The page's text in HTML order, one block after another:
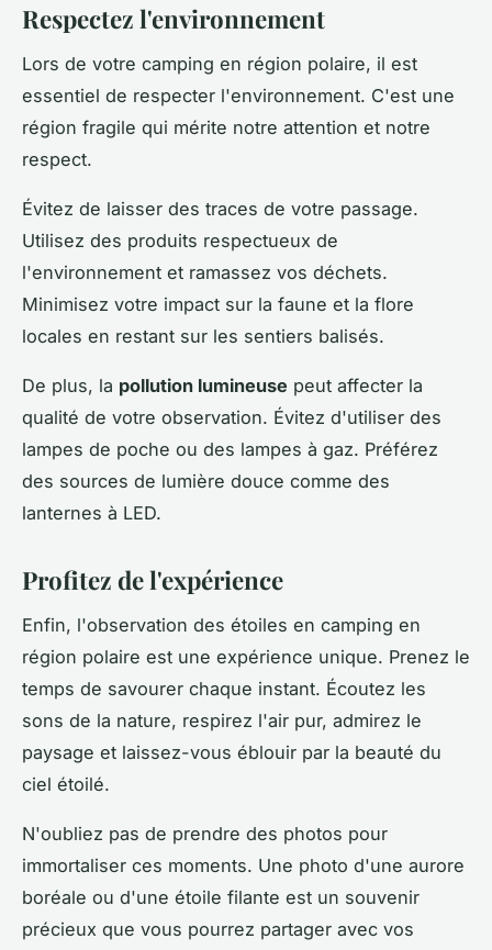
Respectez l'environnement
Lors de votre camping en région polaire, il est
essentiel de respecter l'environnement. C'est une
région fragile qui mérite notre attention et notre
respect.
Évitez de laisser des traces de votre passage.
Utilisez des produits respectueux de
l'environnement et ramassez vos déchets.
Minimisez votre impact sur la faune et la flore
locales en restant sur les sentiers balisés.
De plus, la pollution lumineuse peut affecter la
qualité de votre observation. Évitez d'utiliser des
lampes de poche ou des lampes à gaz. Préférez
des sources de lumière douce comme des
lanternes à LED.
Profitez de l'expérience
Enfin, l'observation des étoiles en camping en
région polaire est une expérience unique. Prenez le
temps de savourer chaque instant. Écoutez les
sons de la nature, respirez l'air pur, admirez le
paysage et laissez-vous éblouir par la beauté du
ciel étoilé.
N'oubliez pas de prendre des photos pour
immortaliser ces moments. Une photo d'une aurore
boréale ou d'une étoile filante est un souvenir
précieux que vous pourrez partager avec vos